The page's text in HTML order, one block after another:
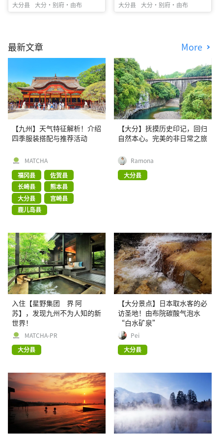
大分县 大分・别府・由布 大分县 大分・别府・由布
最新文章 More
【九州】天气特征解析！介绍
四季服装搭配与推荐活动
MATCHA
福冈县
佐贺县
长崎县
熊本县
大分县
宫崎县
鹿儿岛县
【大分】抚摸历史印记，回归
自然本心。完美的非日常之旅
Ramona
大分县
入住【星野集团 界 阿
苏】，发现九州不为人知的新
世界！
MATCHA-PR
大分县
【大分景点】日本取水客的必
访圣地！由布院碳酸气泡水
“白水矿泉”
Pei
大分县